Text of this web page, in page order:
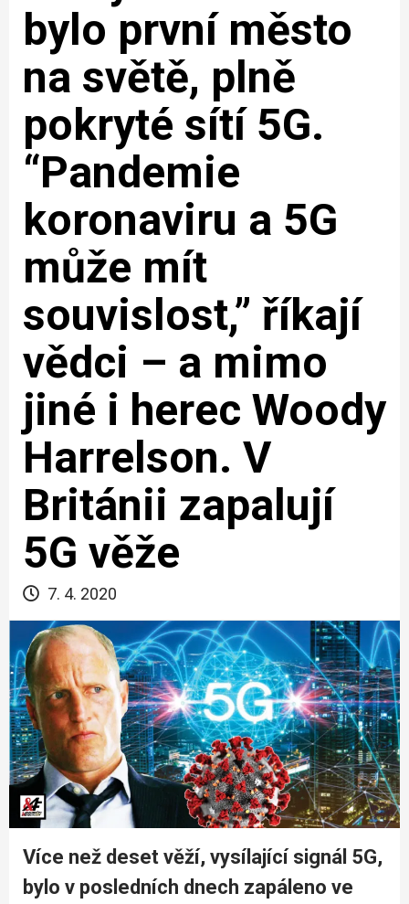
bylo první město
na světě, plně
pokryté sítí 5G.
“Pandemie
koronaviru a 5G
může mít
souvislost,” říkají
vědci – a mimo
jiné i herec Woody
Harrelson. V
Británii zapalují
5G věže
7. 4. 2020
Více než deset věží, vysílající signál 5G,
bylo v posledních dnech zapáleno ve